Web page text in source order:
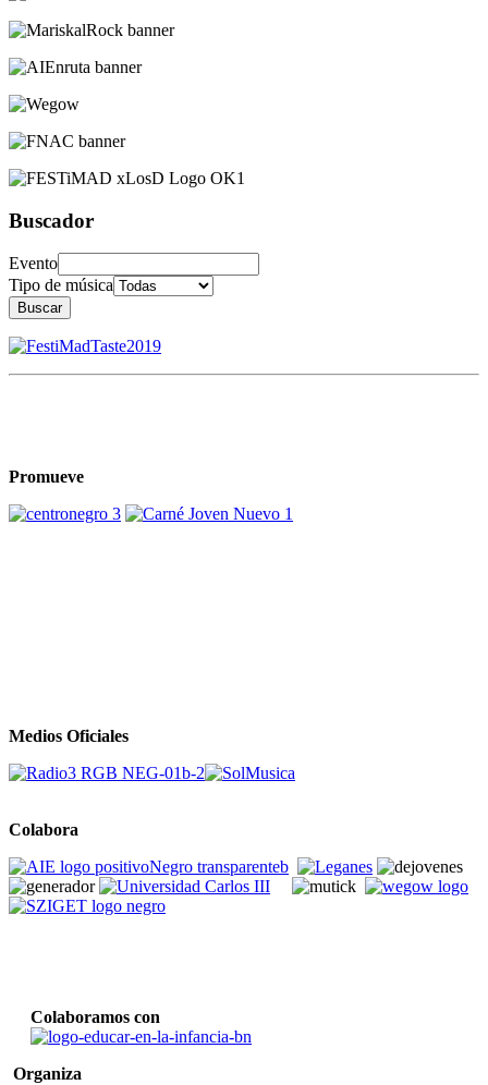
Buscador
Evento
Tipo de música
Buscar
Promueve
Medios Oficiales
Colabora
Colaboramos con
Organiza